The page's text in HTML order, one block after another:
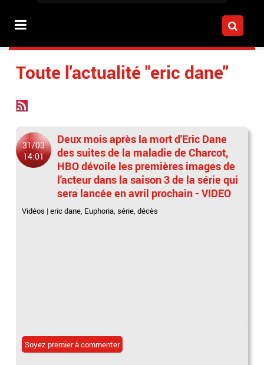
Toute l'actualité "eric dane"
31/03
14:01
Deux mois après la mort d'Eric Dane
des suites de la maladie de Charcot,
HBO dévoile les premières images de
l'acteur dans la saison 3 de la série qui
sera lancée en avril prochain - VIDEO
Vidéos |eric dane, Euphoria,série,décès
Soyez premier à commenter